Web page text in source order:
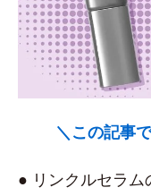
＼この記事
● リンクルセラム